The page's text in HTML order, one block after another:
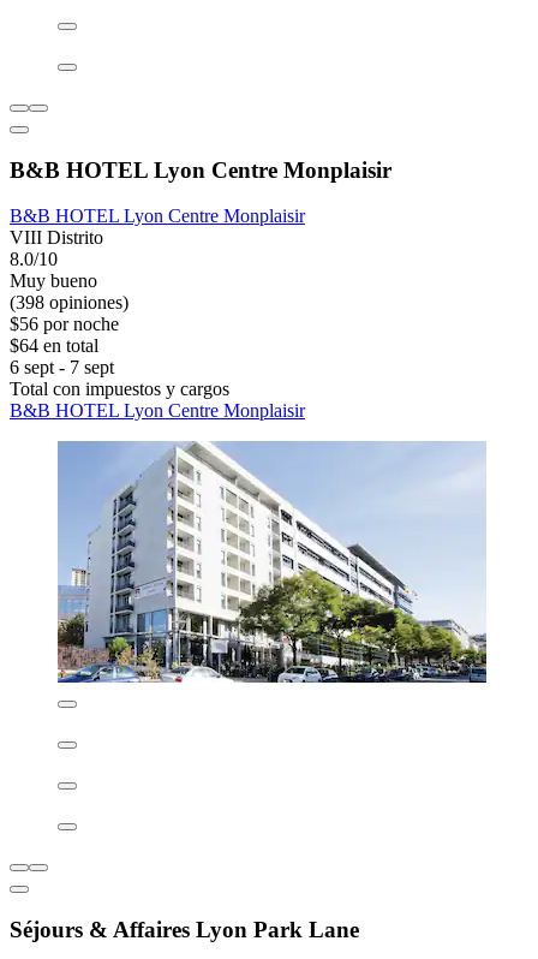
B&B HOTEL Lyon Centre Monplaisir
B&B HOTEL Lyon Centre Monplaisir
VIII Distrito
8.0/10
Muy bueno
(398 opiniones)
$56 por noche
$64 en total
6 sept - 7 sept
Total con impuestos y cargos
B&B HOTEL Lyon Centre Monplaisir
Séjours & Affaires Lyon Park Lane